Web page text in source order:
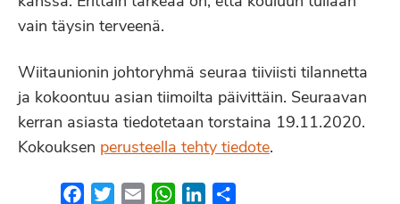
vain täysin terveenä.
Wiitaunionin johtoryhmä seuraa tiiviisti tilannetta
ja kokoontuu asian tiimoilta päivittäin. Seuraavan
kerran asiasta tiedotetaan torstaina 19.11.2020.
Kokouksen perusteella tehty tiedote.
FacebookTwitterEmail WhatsApp
LinkedIn